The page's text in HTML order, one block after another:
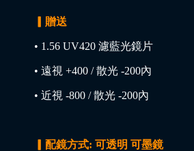
▎贈送
• 1.56 UV420 濾藍光鏡片
• 遠視 +400 / 散光 -200內
• 近視 -800 / 散光 -200內
▎配鏡方式: 可透明 可墨鏡